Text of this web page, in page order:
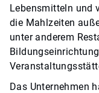
Lebensmitteln und
die Mahlzeiten
unter anderem
Das Unternehmen